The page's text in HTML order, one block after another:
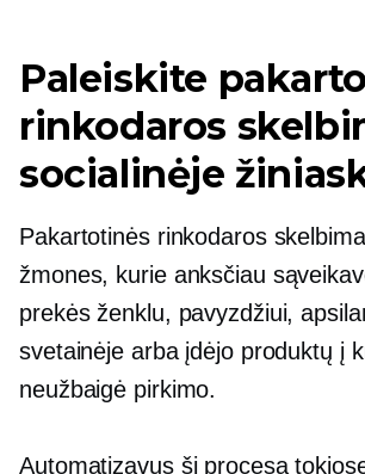
Paleiskite
rinkodaros
socialinėje
Pakartotinės rinkodaros
žmones, kurie anksčiau
prekės ženklu, pavyzdžiui,
svetainėje arba įdėjo produktų į
neužbaigė pirkimo.
Automatizavus šį procesą